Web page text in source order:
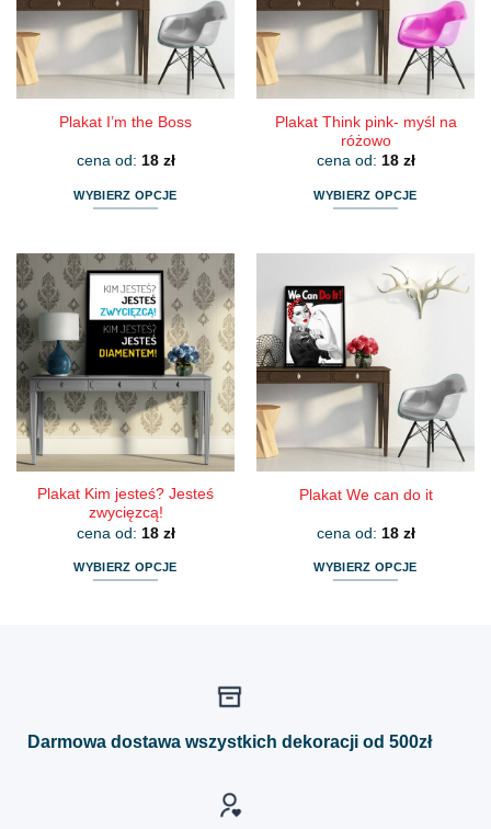
wybrać
na
stronie
produktu
wybrać
na
stronie
produktu
Plakat I’m the Boss
cena od: 18 zł
WYBIERZ OPCJE
ma
wiele
wariantów.
Opcje
można
wybrać
na
stronie
produktu
Plakat Think pink- myśl na
różowo
cena od: 18 zł
WYBIERZ OPCJE
wiele
wariantów.
Opcje
można
wybrać
na
stronie
produktu
Plakat Kim jesteś? Jesteś
zwycięzcą!
cena od: 18 zł
WYBIERZ OPCJE
Plakat We can do it
cena od: 18 zł
WYBIERZ OPCJE
można
Darmowa dostawa wszystkich dekoracji od 500zł